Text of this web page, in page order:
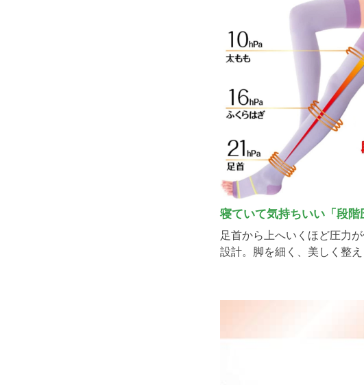
寝ていて気持ちいい「段階
足首から上へいくほど圧力
設計。脚を細く、美しく整え